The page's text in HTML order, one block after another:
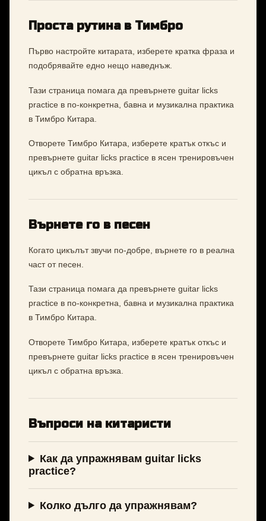
Проста рутина в Тимбро
Първо настройте китарата, изберете кратка фраза и
подобрявайте едно нещо наведнъж.
Тази страница помага да превърнете guitar licks
practice в по-конкретна, бавна и музикална практика
в Тимбро Китара.
Отворете Тимбро Китара, изберете кратък откъс и
превърнете guitar licks practice в ясен тренировъчен
цикъл с обратна връзка.
Върнете го в песен
Когато цикълът звучи по-добре, върнете го в реална
част от песен.
Тази страница помага да превърнете guitar licks
practice в по-конкретна, бавна и музикална практика
в Тимбро Китара.
Отворете Тимбро Китара, изберете кратък откъс и
превърнете guitar licks practice в ясен тренировъчен
цикъл с обратна връзка.
Въпроси на китаристи
Как да упражнявам guitar licks
practice?
Колко дълго да упражнявам?